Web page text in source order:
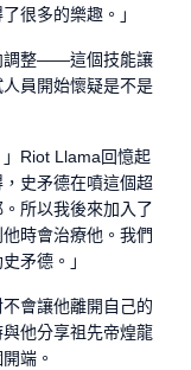
很多的樂趣。」
調整——這個技能讓
員開始懷疑是不是
」Riot Llama回憶起
史矛德在噴這個超
所以我後來加入了
時會治療他。我們
矛德。」
會讓他離開自己的
他分享祖先帝煌龍
端。